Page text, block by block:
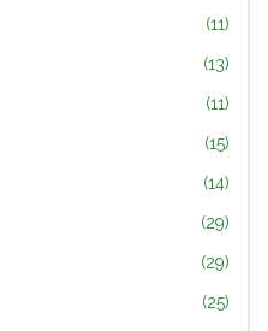
(11)
(13)
(11)
(15)
(14)
(29)
(29)
(25)